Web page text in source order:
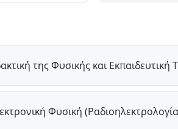
της Φυσικής και Εκπαιδευτική
Φυσική